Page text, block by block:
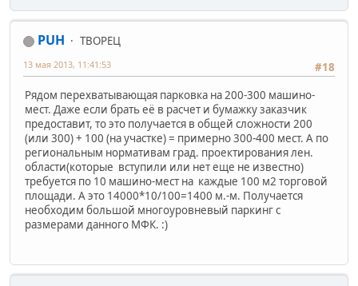
PUH
ТВОРЕЦ
#18
13 мая 2013, 11:41:53
Рядом перехватывающая парковка на 200-300 машино-
мест. Даже если брать её в расчет и бумажку заказчик
предоставит, то это получается в общей сложности 200
(или 300) + 100 (на участке) = примерно 300-400 мест. А по
региональным нормативам град. проектирования лен.
области(которые вступили или нет еще не известно)
требуется по 10 машино-мест на каждые 100 м2 торговой
площади. А это 14000*10/100=1400 м.-м. Получается
необходим большой многоуровневый паркинг с
размерами данного МФК. :)